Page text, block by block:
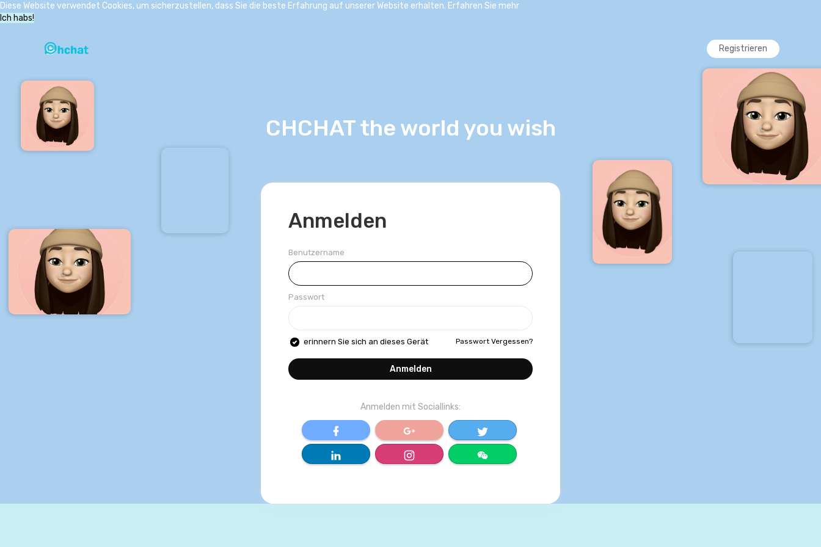
Diese Website verwendet Cookies, um sicherzustellen, dass Sie die beste Erfahrung auf unserer Website erhalten. Erfahren Sie mehr
Ich habs!
Registrieren
CHCHAT the world you wish
Anmelden
Benutzername
Passwort
erinnern Sie sich an dieses Gerät Passwort Vergessen?
Anmelden
Anmelden mit Sociallinks: